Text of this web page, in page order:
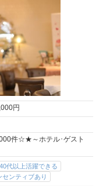
円
件☆★～ホテル･ゲスト
40代以上活躍できる
センティブあり